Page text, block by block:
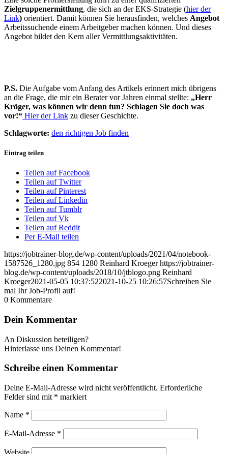
Zielgruppenermittlung, die sich an der EKS-Strategie (hier der
Link) orientiert. Damit können Sie herausfinden, welches Angebot
Arbeitssuchende einem Arbeitgeber machen können. Und dieses
Angebot bildet den Kern aller Vermittlungsaktivitäten.
P.S. Die Aufgabe vom Anfang des Artikels erinnert mich übrigens
an die Frage, die mir ein Berater vor Jahren einmal stellte: „Herr
Kröger, was können wir denn tun? Schlagen Sie doch was
vor!“ Hier der Link zu dieser Geschichte.
Schlagworte: den richtigen Job finden
Eintrag teilen
Teilen auf Facebook
Teilen auf Twitter
Teilen auf Pinterest
Teilen auf Linkedin
Teilen auf Tumblr
Teilen auf Vk
Teilen auf Reddit
Per E-Mail teilen
https://jobtrainer-blog.de/wp-content/uploads/2021/04/notebook-
1587526_1280.jpg 854 1280 Reinhard Kroeger https://jobtrainer-
blog.de/wp-content/uploads/2018/10/jtblogo.png Reinhard
Kroeger2021-05-05 10:37:522021-10-25 10:26:57Schreiben Sie
mal Ihr Job-Profil auf!
0 Kommentare
Dein Kommentar
An Diskussion beteiligen?
Hinterlasse uns Deinen Kommentar!
Schreibe einen Kommentar
Deine E-Mail-Adresse wird nicht veröffentlicht. Erforderliche
Felder sind mit * markiert
Name *
E-Mail-Adresse *
Website